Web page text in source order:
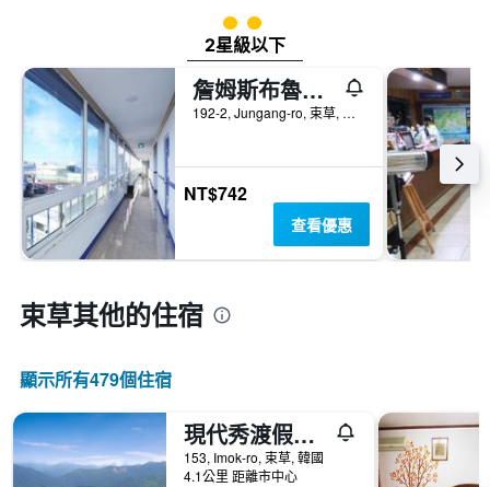
2星級評級
2星級以下
詹姆斯布魯旅館
192-2, Jungang-ro, 束草, 韓國
NT$742
查看優惠
束草​其他的住宿
顯示所有479​個住宿
現代秀渡假村 - 束草
153, Imok-ro, 束草, 韓國
4.1公里 距離市中心